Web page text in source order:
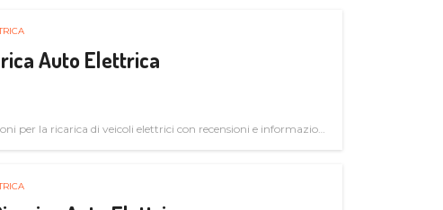
Auto Elettrica
per la ricarica di veicoli elettrici con recensioni e informazioni